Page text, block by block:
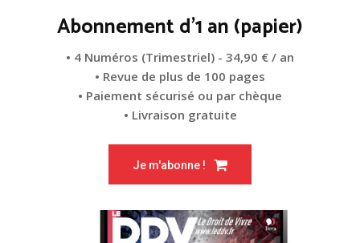
Abonnement d'1 an (papier)
• 4 Numéros (Trimestriel) - 34,90 € / an
• Revue de plus de 100 pages
• Paiement sécurisé ou par chèque
• Livraison gratuite
Je m'abonne !